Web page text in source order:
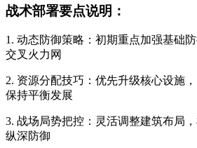
战术部署要点说明：
1. 动态防御策略：初期重点加强基础
交叉火力网
2. 资源分配技巧：优先升级核心设施
保持平衡发展
3. 战场局势把控：灵活调整建筑布局
纵深防御